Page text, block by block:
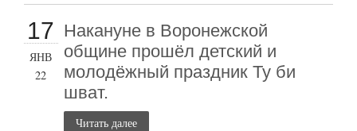
17
ЯНВ
22
Накануне в Воронежской
общине прошёл детский и
молодёжный праздник Ту би
шват.
Читать далее